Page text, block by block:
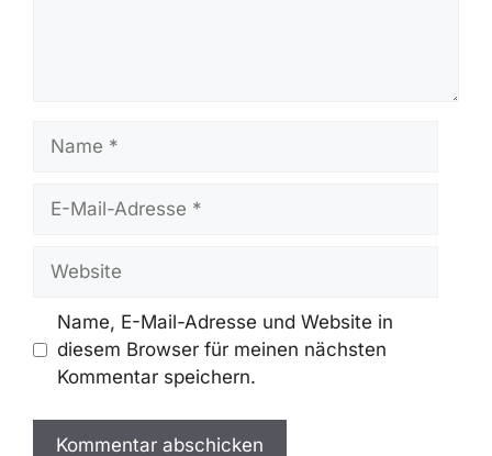
Mail-
Adresse
Website
diesem Browser für meinen nächsten